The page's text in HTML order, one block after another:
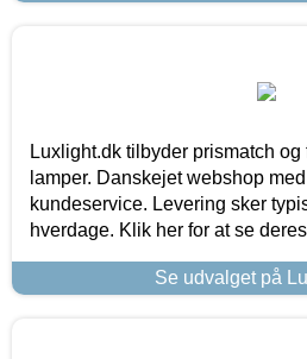
Luxlight.dk tilbyder prismatch
lamper. Danskejet webshop
kundeservice. Levering sker
hverdage. Klik her for at se
Se udvalget på